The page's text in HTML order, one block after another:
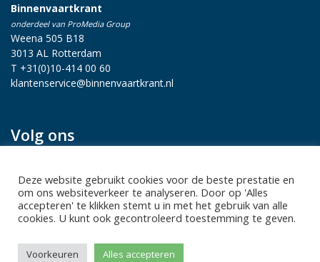
Binnenvaartkrant
onderdeel van ProMedia Group
Weena 505 B18
3013 AL Rotterdam
T +31(0)10-414 00 60
klantenservice@binnenvaartkrant.nl
Volg ons
Privacy statement|Sitemap|Disclaimer
Deze website gebruikt cookies voor de beste prestatie en
om ons websiteverkeer te analyseren. Door op 'Alles
accepteren' te klikken stemt u in met het gebruik van alle
cookies. U kunt ook gecontroleerd toestemming te geven.
Voorkeuren Alles accepteren